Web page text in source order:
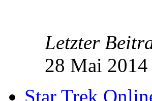
Letzter
28 Mai
Star Trek